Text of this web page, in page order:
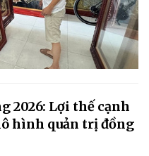
2026: Lợi thế cạnh
hình quản trị đồng